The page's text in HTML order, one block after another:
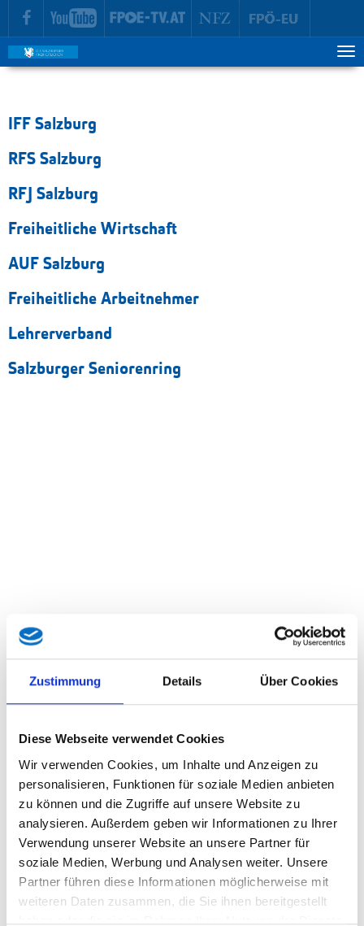
Zustimmung Details Über Cookies
Diese Webseite verwendet Cookies
Wir verwenden Cookies, um Inhalte und Anzeigen zu
personalisieren, Funktionen für soziale Medien anbieten
zu können und die Zugriffe auf unsere Website zu
analysieren. Außerdem geben wir Informationen zu Ihrer
Verwendung unserer Website an unsere Partner für
soziale Medien, Werbung und Analysen weiter. Unsere
Partner führen diese Informationen möglicherweise mit
weiteren Daten zusammen, die Sie ihnen bereitgestellt
haben oder die sie im Rahmen Ihrer Nutzung der Dienste
zur Hauptnavigation springen
zum Inhalt springen
IFF Salzburg
RFS Salzburg
RFJ Salzburg
Freiheitliche Wirtschaft
AUF Salzburg
Freiheitliche Arbeitnehmer
Lehrerverband
Salzburger Seniorenring
Karkogel/Abtenau: Svazek freut sich über gemeinsame Lösung
30. Juni 2026
Karin Berger: Rotes Pflegechaos bei den Acute Community
15. Juli 2026
Dominic Maier: Tierheim darf nicht zur Dauerverwahrstelle
werden